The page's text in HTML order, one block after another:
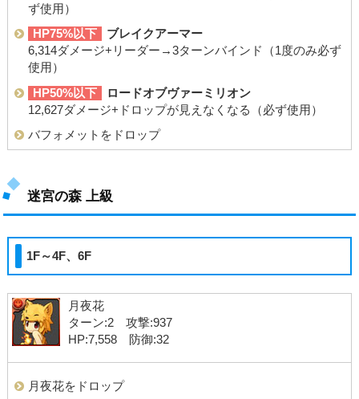
ず使用）
HP75%以下
ブレイクアーマー
6,314ダメージ+リーダー→3ターンバインド（1度のみ必ず
使用）
HP50%以下
ロードオブヴァーミリオン
12,627ダメージ+ドロップが見えなくなる（必ず使用）
バフォメットをドロップ
迷宮の森 上級
1F～4F、6F
月夜花
ターン:2 攻撃:937
HP:7,558 防御:32
月夜花をドロップ